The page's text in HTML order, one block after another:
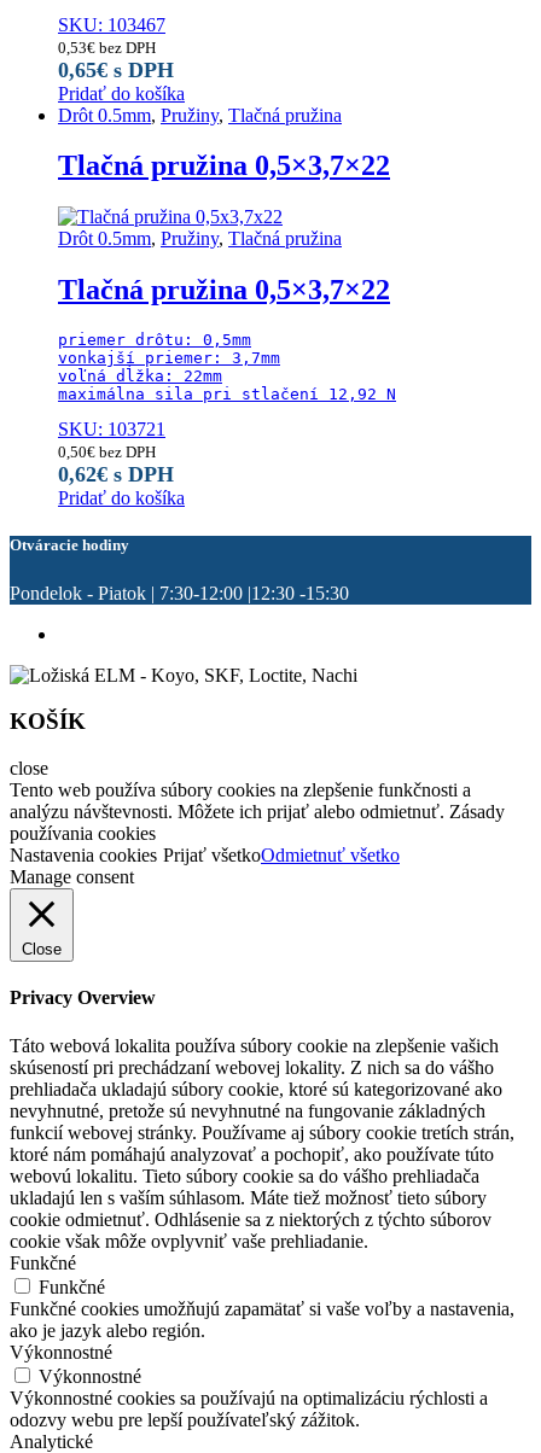
SKU: 103467
0,53€ bez DPH
0,65€ s DPH
Pridať do košíka
Drôt 0.5mm, Pružiny, Tlačná pružina
Tlačná pružina 0,5×3,7×22
Drôt 0.5mm, Pružiny, Tlačná pružina
Tlačná pružina 0,5×3,7×22
priemer drôtu: 0,5mm
vonkajší priemer: 3,7mm
voľná dĺžka: 22mm
maximálna sila pri stlačení 12,92 N
SKU: 103721
0,50€ bez DPH
0,62€ s DPH
Pridať do košíka
Otváracie hodiny
Pondelok - Piatok | 7:30-12:00 |12:30 -15:30
KOŠÍK
close
Tento web používa súbory cookies na zlepšenie funkčnosti a
analýzu návštevnosti. Môžete ich prijať alebo odmietnuť. Zásady
používania cookies
Nastavenia cookies Prijať všetkoOdmietnuť všetko
Manage consent
Close
Privacy Overview
Táto webová lokalita používa súbory cookie na zlepšenie vašich
skúseností pri prechádzaní webovej lokality. Z nich sa do vášho
prehliadača ukladajú súbory cookie, ktoré sú kategorizované ako
nevyhnutné, pretože sú nevyhnutné na fungovanie základných
funkcií webovej stránky. Používame aj súbory cookie tretích strán,
ktoré nám pomáhajú analyzovať a pochopiť, ako používate túto
webovú lokalitu. Tieto súbory cookie sa do vášho prehliadača
ukladajú len s vaším súhlasom. Máte tiež možnosť tieto súbory
cookie odmietnuť. Odhlásenie sa z niektorých z týchto súborov
cookie však môže ovplyvniť vaše prehliadanie.
Funkčné
Funkčné
Funkčné cookies umožňujú zapamätať si vaše voľby a nastavenia,
ako je jazyk alebo región.
Výkonnostné
Výkonnostné
Výkonnostné cookies sa používajú na optimalizáciu rýchlosti a
odozvy webu pre lepší používateľský zážitok.
Analytické